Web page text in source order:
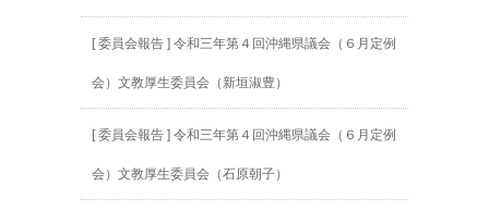
[ 委員会報告 ] 令和三年第４回沖縄県議会（６月定例
会）文教厚生委員会（新垣淑豊）
[ 委員会報告 ] 令和三年第４回沖縄県議会（６月定例
会）文教厚生委員会（石原朝子）